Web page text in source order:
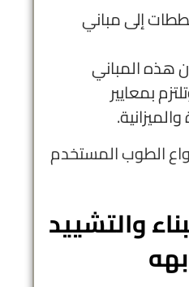
إلى مباني
هذه المباني
بمعايير
الطوب المستخدم
والتشييد